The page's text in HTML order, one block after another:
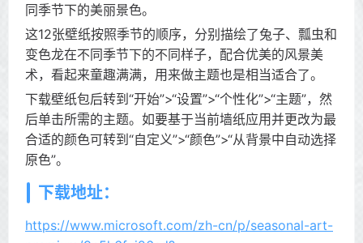
同季节下的美丽景色。
这12张壁纸按照季节的顺序，分别描绘了兔子、瓢虫和
变色龙在不同季节下的不同样子，配合优美的风景美
术，看起来童趣满满，用来做主题也是相当适合了。
下载壁纸包后转到“开始”>“设置”>“个性化”>“主题”，然
后单击所需的主题。如要基于当前墙纸应用并更改为最
合适的颜色可转到“自定义”>“颜色”>“从背景中自动选择
原色”。
下载地址：
https://www.microsoft.com/zh-cn/p/seasonal-art-